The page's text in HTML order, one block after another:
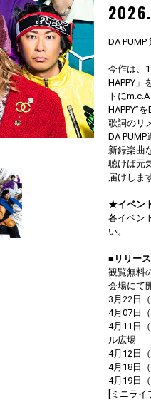
DA
今作は、
HAPPY」
トに
HAPPY”
歌詞のリ
DA
新録楽曲
聴けば元
届けしま
★イベン
各イベン
い。
■リリー
観覧無料
会場にて
3月22日
4月07日
4月11日
ル広場
4月12日
4月18日
4月19日
[ミニラ